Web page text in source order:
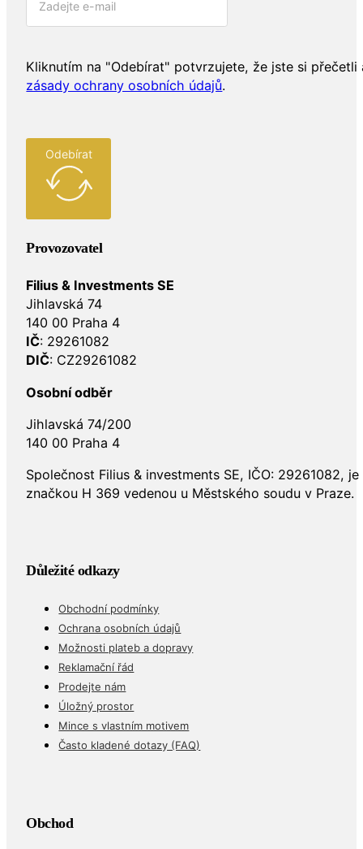
Kliknutím na "Odebírat" potvrzujete, že jste si přečetli
zásady ochrany osobních údajů.
Odebírat
Provozovatel
Filius & Investments SE
Jihlavská 74
140 00 Praha 4
IČ: 29261082
DIČ: CZ29261082
Osobní odběr
Jihlavská 74/200
140 00 Praha 4
Společnost Filius & investments SE, IČO: 29261082,
značkou H 369 vedenou u Městského soudu v Praze.
Důležité odkazy
Obchodní podmínky
Ochrana osobních údajů
Možnosti plateb a dopravy
Reklamační řád
Prodejte nám
Úložný prostor
Mince s vlastním motivem
Často kladené dotazy (FAQ)
Obchod